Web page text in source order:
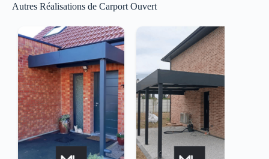
Autres Réalisations de Carport Ouvert